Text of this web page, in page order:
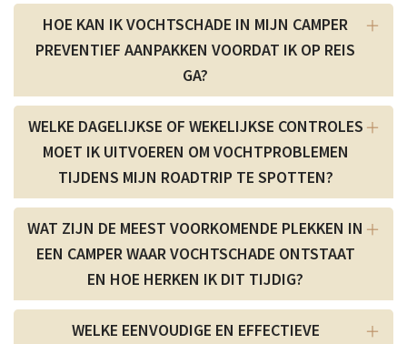
HOE KAN IK VOCHTSCHADE IN MIJN CAMPER
PREVENTIEF AANPAKKEN VOORDAT IK OP REIS
GA?
WELKE DAGELIJKSE OF WEKELIJKSE CONTROLES
MOET IK UITVOEREN OM VOCHTPROBLEMEN
TIJDENS MIJN ROADTRIP TE SPOTTEN?
WAT ZIJN DE MEEST VOORKOMENDE PLEKKEN IN
EEN CAMPER WAAR VOCHTSCHADE ONTSTAAT
EN HOE HERKEN IK DIT TIJDIG?
WELKE EENVOUDIGE EN EFFECTIEVE